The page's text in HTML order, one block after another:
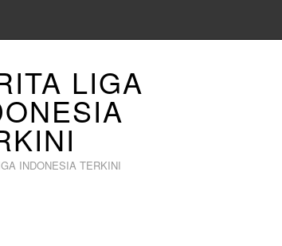
LIGA
INDONESIA TERKINI